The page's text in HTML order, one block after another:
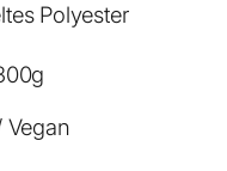
Polyester
Vegan